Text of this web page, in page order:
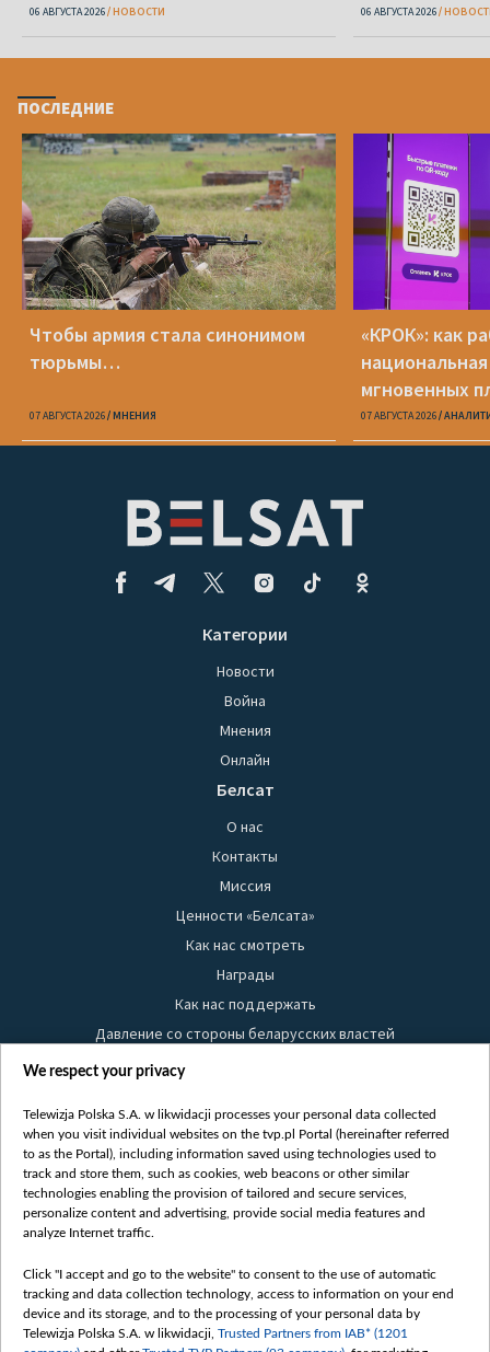
06 АВГУСТА 2026 НОВОСТИ 06 АВГУСТА 2026
ПОСЛЕДНИЕ
Чтобы армия стала синонимом
тюрьмы…
07 АВГУСТА 2026 МНЕНИЯ
«КРОК»: как
мгновенных
Беларуси
07 АВГУСТА 2026
Категории
Новости
Война
Мнения
Онлайн
Белсат
О нас
Контакты
Миссия
Ценности «Белсата»
Как нас смотреть
Награды
Как нас поддержать
Давление со стороны беларусских властей
Правила использования материалов
Безопасность
Youtube
Белсат news
Белсат Life
Belsat English
Biełsat PL
Белсат Now
We respect your privacy
Telewizja Polska S.A. w likwidacji processes your personal data collected
when you visit individual websites on the tvp.pl Portal (hereinafter referred
to as the Portal), including information saved using technologies used to
track and store them, such as cookies, web beacons or other similar
technologies enabling the provision of tailored and secure services,
personalize content and advertising, provide social media features and
analyze Internet traffic.
Click "I accept and go to the website" to consent to the use of automatic
tracking and data collection technology, access to information on your end
device and its storage, and to the processing of your personal data by
Telewizja Polska S.A. w likwidacji, Trusted Partners from IAB* (1201